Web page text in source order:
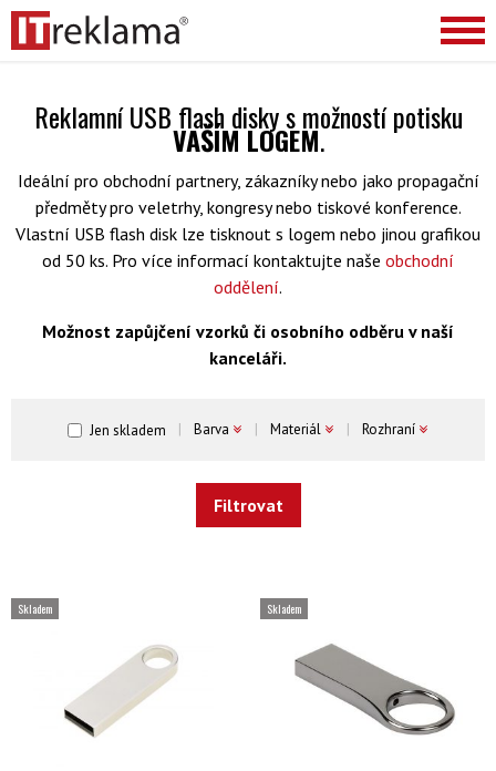
Reklamní USB flash disky s možností potisku
VAŠÍM LOGEM.
Ideální pro obchodní partnery, zákazníky nebo jako propagační
předměty pro veletrhy, kongresy nebo tiskové konference.
Vlastní USB flash disk lze tisknout s logem nebo jinou grafikou
od 50 ks. Pro více informací kontaktujte naše obchodní
oddělení.
Možnost zapůjčení vzorků či osobního odběru v naší
kanceláři.
Jen skladem Barva Materiál Rozhraní
Skladem Skladem